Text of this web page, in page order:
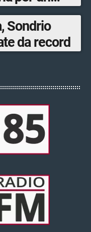
Sondrio
da record